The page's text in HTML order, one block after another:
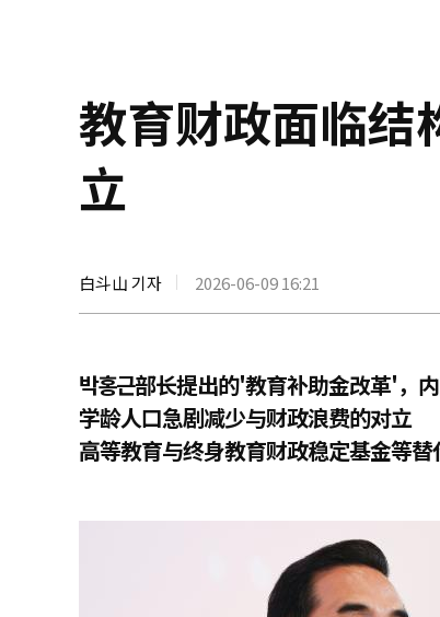
教育财政面临结
立
白斗山 기자 2026-06-09 16:21
박홍근部长提出的'教育补助金改革'，
学龄人口急剧减少与财政浪费的对立
高等教育与终身教育财政稳定基金等